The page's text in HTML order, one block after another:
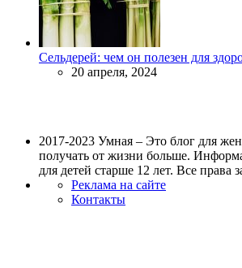
Сельдерей: чем он полезен для
20 апреля, 2024
2017-2023 Умная – Это блог для
получать от жизни больше.
для детей старше 12 лет. Все права
Реклама на сайте
Контакты